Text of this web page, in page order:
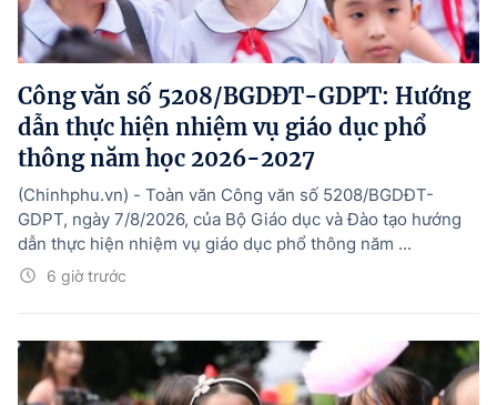
Công văn số 5208/BGDĐT-GDPT: Hướng
dẫn thực hiện nhiệm vụ giáo dục phổ
thông năm học 2026-2027
6 giờ trước
(Chinhphu.vn) - Toàn văn Công văn số 5208/BGDĐT-
GDPT, ngày 7/8/2026, của Bộ Giáo dục và Đào tạo hướng
dẫn thực hiện nhiệm vụ giáo dục phổ thông năm ...